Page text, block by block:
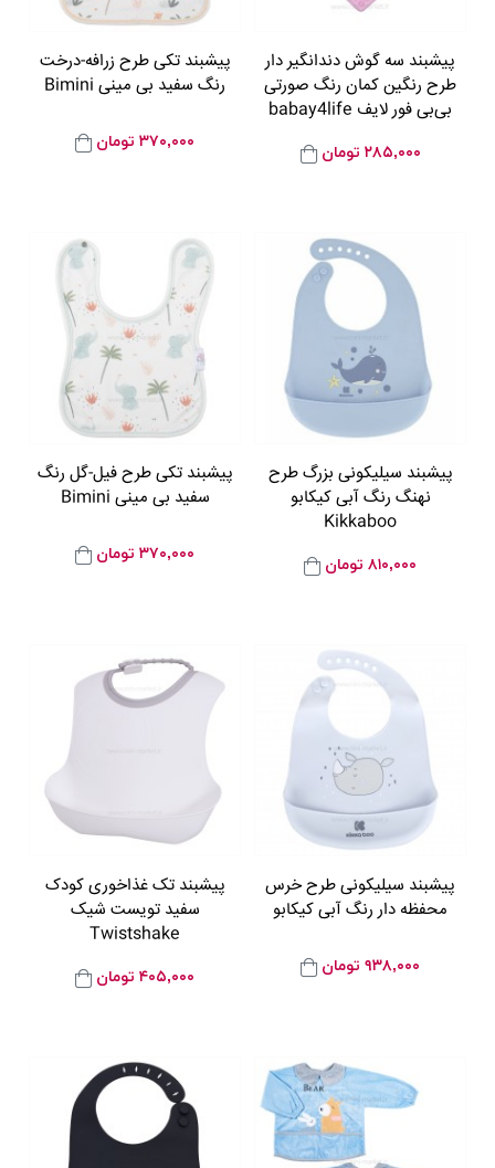
پیشبند سه گوش دندانگیر دار
طرح رنگین کمان رنگ صورتی
بی‌بی فور لایف babay4life
۲۸۵,۰۰۰ تومان
پيشبند تکی طرح زرافه-درخت
رنگ سفید بی مینی Bimini
۳۷۰,۰۰۰ تومان
پیشبند سیلیکونی بزرگ طرح
نهنگ رنگ آبی کیکابو
Kikkaboo
۸۱۰,۰۰۰ تومان
پيشبند تکی طرح فیل-گل رنگ
سفید بی مینی Bimini
۳۷۰,۰۰۰ تومان
پیشبند سیلیکونی طرح خرس
محفظه دار رنگ آبی کیکابو
۹۳۸,۰۰۰ تومان
پیشبند تک غذاخوری کودک
سفید تویست شیک
Twistshake
۴۰۵,۰۰۰ تومان